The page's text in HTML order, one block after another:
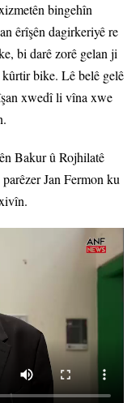
bingehîn
êrîşên dagirkeriyê re
bi darê zorê gelan ji
bike. Lê belê gelê
xwedî li vîna xwe
Bakur û Rojhilatê
Jan Fermon ku